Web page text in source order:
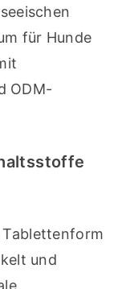
für Hunde
ODM-
und